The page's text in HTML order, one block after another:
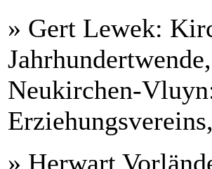
» Gert Lewek:
Neukirchen-
» Herwart